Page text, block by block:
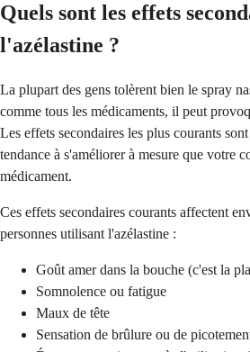
Quels sont les effets
l'azélastine ?
La plupart des gens tolèrent bien le spray
comme tous les médicaments, il peut
Les effets secondaires les plus courants
tendance à s'améliorer à mesure que votre
médicament.
Ces effets secondaires courants affectent
personnes utilisant l'azélastine :
Goût amer dans la bouche (c'est la
Somnolence ou fatigue
Maux de tête
Sensation de brûlure ou de